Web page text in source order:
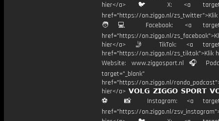
hier</a> 🐦 X: <a
href="https://on.ziggo.nl/
🧑💻 Facebook: <a
href="https://on.ziggo.nl/
hier</a> 🤳 TikTok: <a
href="https://on.ziggo.nl/zs_tiktok">Klik
Website: www.ziggosport.nl 🎧
target="_blank"
href="https://on.ziggo.nl/
hier</a> 𝗩𝗢𝗟𝗚 𝗭𝗜𝗚𝗚𝗢 𝗦𝗣𝗢𝗥𝗧
⚽️ 📸 Instagram: <a
href="https://on.ziggo.nl/